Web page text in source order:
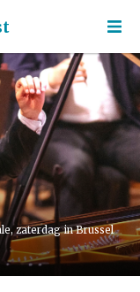
zaterdag in Brussel